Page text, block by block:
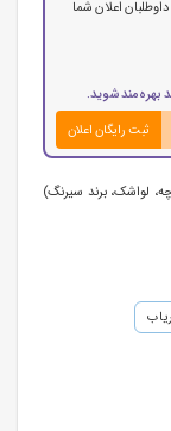
اعلان شما
بهره‌مند شوید.
ثبت رایگان اعلان
لواشک، برند سیرنگ)